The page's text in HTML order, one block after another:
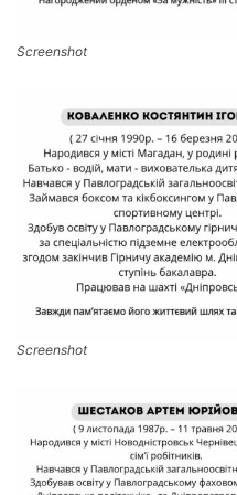
Screenshot
Screenshot